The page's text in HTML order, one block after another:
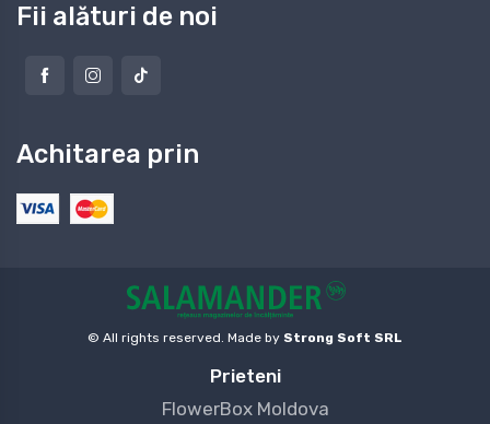
Fii alături de noi
Achitarea prin
© All rights reserved. Made by Strong Soft SRL
Prieteni
FlowerBox Moldova